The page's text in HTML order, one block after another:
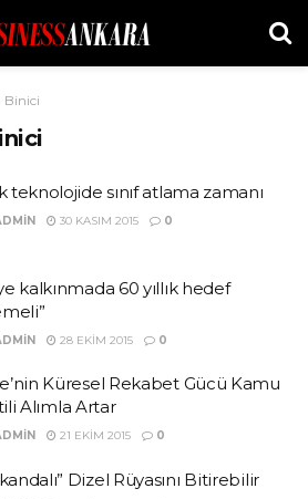
Binici
teknolojide sınıf atlama zamanı
30 KASIM 2015 0
kalkınmada 60 yıllık hedef
28 EKIM 2015 0
Küresel Rekabet Gücü Kamu
Alımla Artar
21 EKIM 2015 0
Dizel Rüyasını Bitirebilir